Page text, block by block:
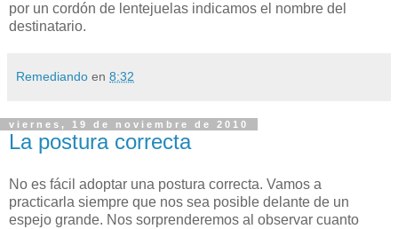
por un cordón de lentejuelas indicamos el nombre del
destinatario.
Remediando en 8:32
viernes, 19 de noviembre de 2010
La postura correcta
No es fácil adoptar una postura correcta. Vamos a
practicarla siempre que nos sea posible delante de un
espejo grande. Nos sorprenderemos al observar cuanto